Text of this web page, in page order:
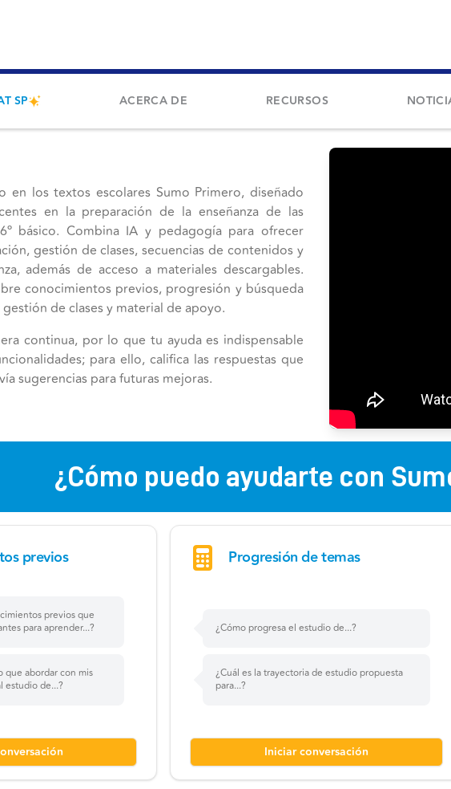
SP ACERCA DE RECURSOS
en los textos escolares Sumo Primero, diseñado
en la preparación de la enseñanza de las
básico. Combina IA y pedagogía para ofrecer
gestión de clases, secuencias de contenidos y
además de acceso a materiales descargables.
conocimientos previos, progresión y búsqueda
de clases y material de apoyo.
continua, por lo que tu ayuda es indispensable
para ello, califica las respuestas que
sugerencias para futuras mejoras.
¿Cómo puedo ayudarte con
previos
previos que
para aprender...?
que abordar con mis
estudio de...?
Progresión de temas
¿Cómo progresa el estudio de...?
¿Cuál es la trayectoria de estudio propuesta
para...?
Iniciar conversación